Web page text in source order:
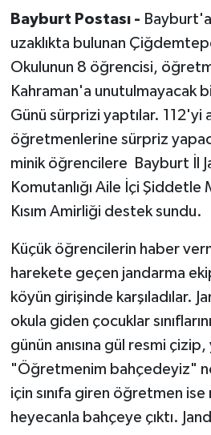
Bayburt Postası -
uzaklıkta bulunan
Okulunun 8 öğrencisi,
Kahraman'a unutulmayacak
Günü sürprizi yaptılar. 112'yi
öğretmenlerine sürpriz
minik öğrencilere Bayburt İl
Komutanlığı Aile İçi
Kısım Amirliği destek sundu.
Küçük öğrencilerin haber
harekete geçen jandarma
köyün girişinde karşıladılar.
okula giden çocuklar
günün anısına gül resmi çizip,
"Öğretmenim bahçedeyiz"
için sınıfa giren öğretmen
heyecanla bahçeye çıktı.